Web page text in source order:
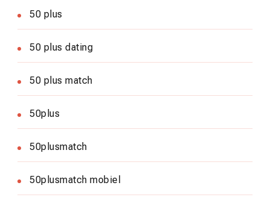
50 plus
50 plus dating
50 plus match
50plus
50plusmatch
50plusmatch mobiel